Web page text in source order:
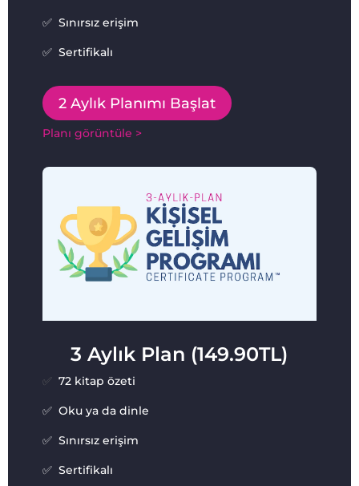
✅ Sınırsız erişim
✅ Sertifikalı
2 Aylık Planımı Başlat
Planı görüntüle >
3 Aylık Plan (149.90TL)
✅ 72 kitap özeti
✅ Oku ya da dinle
✅ Sınırsız erişim
✅ Sertifikalı